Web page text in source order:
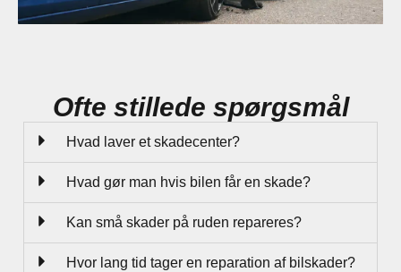
Ofte stillede spørgsmål
Hvad laver et skadecenter?
Hvad gør man hvis bilen får en skade?
Kan små skader på ruden repareres?
Hvor lang tid tager en reparation af bilskader?